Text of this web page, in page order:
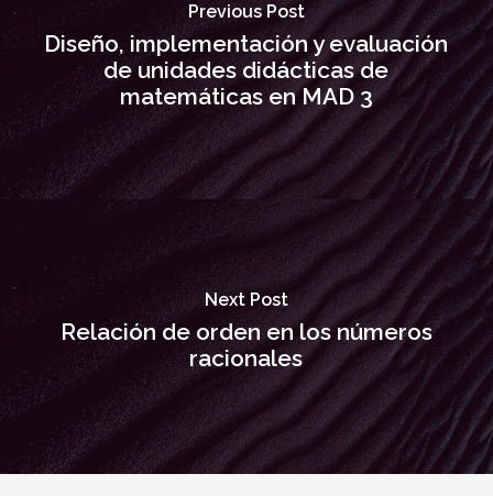
Previous Post
Diseño, implementación y evaluación
de unidades didácticas de
matemáticas en MAD 3
Next Post
Relación de orden en los números
racionales